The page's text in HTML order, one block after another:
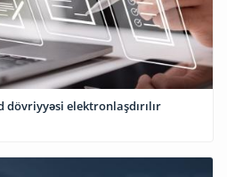
dövriyyəsi elektronlaşdırılır